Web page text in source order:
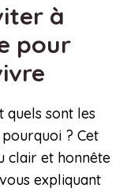
à
pour
quels sont les
? Cet
clair et honnête
expliquant